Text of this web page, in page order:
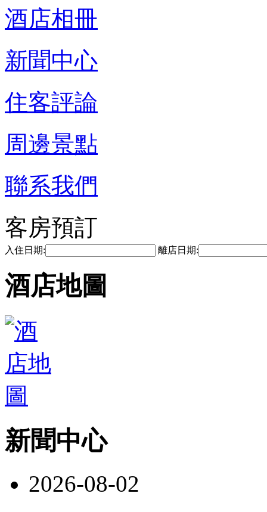
酒店相冊
新聞中心
住客評論
周邊景點
聯系我們
客房預訂
入住日期: 離店日期:
酒店地圖
新聞中心
2026-08-02